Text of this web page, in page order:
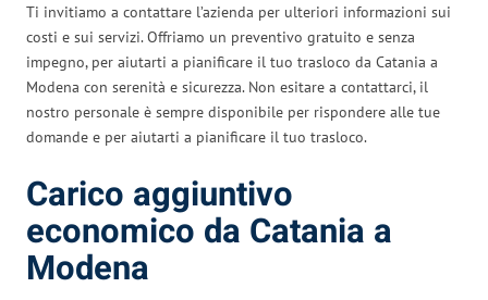
Ti invitiamo a contattare l’azienda per ulteriori informazioni sui
costi e sui servizi. Offriamo un preventivo gratuito e senza
impegno, per aiutarti a pianificare il tuo trasloco da Catania a
Modena con serenità e sicurezza. Non esitare a contattarci, il
nostro personale è sempre disponibile per rispondere alle tue
domande e per aiutarti a pianificare il tuo trasloco.
Carico aggiuntivo
economico da Catania a
Modena